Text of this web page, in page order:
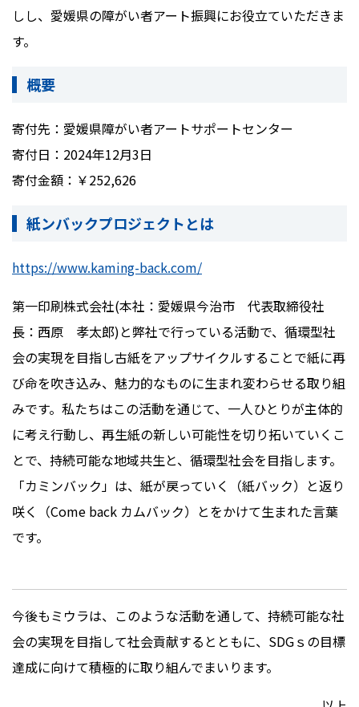
しし、愛媛県の障がい者アート振興にお役立ていただきま
す。
概要
寄付先：愛媛県障がい者アートサポートセンター
寄付日： 2024年12月3日
寄付金額：￥252,626
紙ンバックプロジェクトとは
https://www.kaming-back.com/
第一印刷株式会社(本社：愛媛県今治市 代表取締役社
長：西原 孝太郎)と弊社で行っている活動で、循環型社
会の実現を目指し古紙をアップサイクルすることで紙に再
び命を吹き込み、魅力的なものに生まれ変わらせる取り組
みです。私たちはこの活動を通じて、一人ひとりが主体的
に考え行動し、再生紙の新しい可能性を切り拓いていくこ
とで、持続可能な地域共生と、循環型社会を目指します。
「カミンバック」は、紙が戻っていく（紙バック）と返り
咲く（Come back カムバック）とをかけて生まれた言葉
です。
今後もミウラは、このような活動を通して、持続可能な社
会の実現を目指して社会貢献するとともに、 SDGｓの目標
達成に向けて積極的に取り組んでまいります。